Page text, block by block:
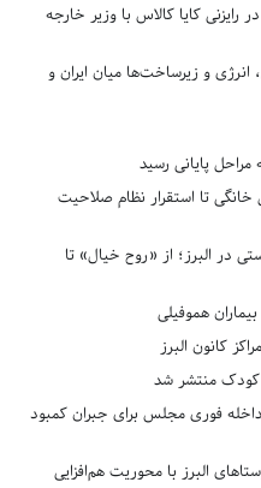
رایزنی کایا کالاس با وزیر خارجه
و زیرساخت‌ها میان ایران و
پایانی رسید
خانگی تا استقرار نظام صلاحیت
البرز؛ از «روح خیال» تا
کودک منتشر شد
فوری مجلس برای جبران کمبود
البرز با محوریت هم‌افزایی